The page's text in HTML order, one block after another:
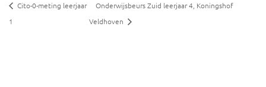
Cito-0-meting leerjaar
1
Onderwijsbeurs Zuid leerjaar 4, Koningshof
Veldhoven